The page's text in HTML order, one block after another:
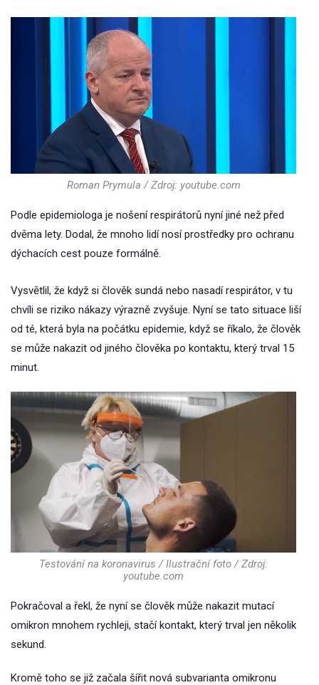
Roman Prymula / Zdroj: youtube.com
Podle epidemiologa je nošení respirátorů nyní jiné než před
dvěma lety. Dodal, že mnoho lidí nosí prostředky pro ochranu
dýchacích cest pouze formálně.
Vysvětlil, že když si člověk sundá nebo nasadí respirátor, v tu
chvíli se riziko nákazy výrazně zvyšuje. Nyní se tato situace liší
od té, která byla na počátku epidemie, když se říkalo, že člověk
se může nakazit od jiného člověka po kontaktu, který trval 15
minut.
Testování na koronavirus / Ilustrační foto / Zdroj:
youtube.com
Pokračoval a řekl, že nyní se člověk může nakazit mutací
omikron mnohem rychleji, stačí kontakt, který trval jen několik
sekund.
Kromě toho se již začala šířit nová subvarianta omikronu